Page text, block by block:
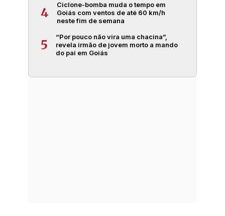
4
Ciclone-bomba muda o tempo em
Goiás com ventos de até 60 km/h
neste fim de semana
5
“Por pouco não vira uma chacina”,
revela irmão de jovem morto a mando
do pai em Goiás